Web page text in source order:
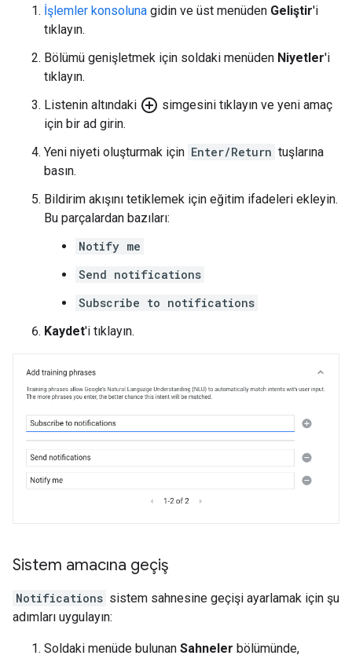
İşlemler konsoluna gidin ve üst menüden Geliştir'i
tıklayın.
Bölümü genişletmek için soldaki menüden Niyetler'i
tıklayın.
Listenin altındaki add_circle_outline simgesini tıklayın ve yeni amaç
için bir ad girin.
Yeni niyeti oluşturmak için Enter/Return tuşlarına
basın.
Bildirim akışını tetiklemek için eğitim ifadeleri ekleyin.
Bu parçalardan bazıları:
Notify me
Send notifications
Subscribe to notifications
Kaydet'i tıklayın.
Sistem amacına geçiş
Notifications sistem sahnesine geçişi ayarlamak için şu
adımları uygulayın:
Soldaki menüde bulunan Sahneler bölümünde,